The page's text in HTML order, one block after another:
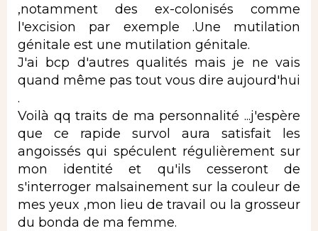
,notamment des ex-colonisés comme
l'excision par exemple .Une mutilation
génitale est une mutilation génitale.
J'ai bcp d'autres qualités mais je ne vais
quand même pas tout vous dire aujourd'hui
.
Voilà qq traits de ma personnalité ...j'espère
que ce rapide survol aura satisfait les
angoissés qui spéculent régulièrement sur
mon identité et qu'ils cesseront de
s'interroger malsainement sur la couleur de
mes yeux ,mon lieu de travail ou la grosseur
du bonda de ma femme.